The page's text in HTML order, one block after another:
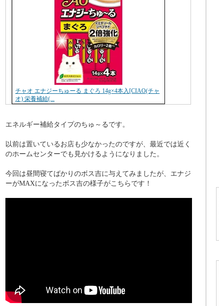
チャオ エナジーちゅーる まぐろ 14g×4本入[CIAO(チャ
オ) 栄養補給(...
エネルギー補給タイプのちゅ～るです。
以前は置いているお店も少なかったのですが、最近では近く
のホームセンターでも見かけるようになりました。
今回は昼間寝てばかりのボス吉に与えてみましたが、エナジ
ーがMAXになったボス吉の様子がこちらです！